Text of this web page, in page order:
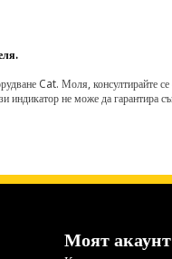
Cat. Моля, консултирайте
не може да гарантира
Моят акаунт